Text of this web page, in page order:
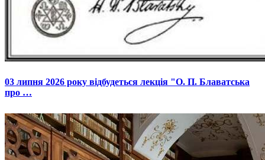
03 липня 2026 року відбудеться лекція "О. П. Блаватська
про …